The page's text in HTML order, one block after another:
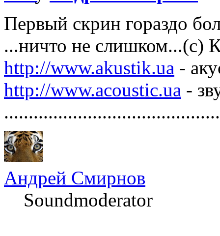
Первый скрин гораздо
...ничто не слишком...(с)
http://www.akustik.ua -
http://www.acoustic.ua -
............................................
Андрей Смирнов
Soundmoderator